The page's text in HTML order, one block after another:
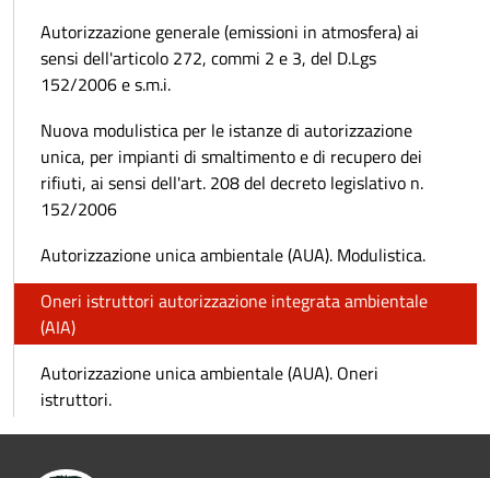
Autorizzazione generale (emissioni in atmosfera) ai
sensi dell'articolo 272, commi 2 e 3, del D.Lgs
152/2006 e s.m.i.
Nuova modulistica per le istanze di autorizzazione
unica, per impianti di smaltimento e di recupero dei
rifiuti, ai sensi dell'art. 208 del decreto legislativo n.
152/2006
Autorizzazione unica ambientale (AUA). Modulistica.
Oneri istruttori autorizzazione integrata ambientale
(AIA)
Autorizzazione unica ambientale (AUA). Oneri
istruttori.